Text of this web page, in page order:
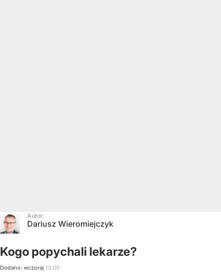
Autor:
Dariusz Wieromiejczyk
Kogo popychali lekarze?
Dodano: wczoraj 13:00